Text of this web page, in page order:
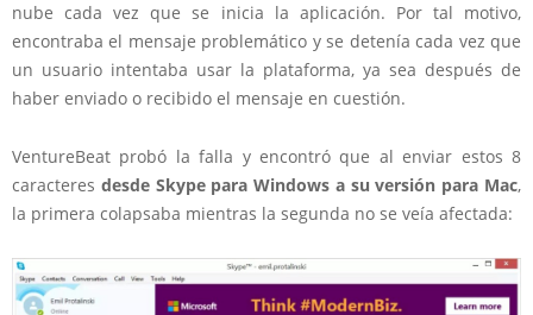
nube cada vez que se inicia la aplicación. Por tal motivo,
encontraba el mensaje problemático y se detenía cada vez que
un usuario intentaba usar la plataforma, ya sea después de
haber enviado o recibido el mensaje en cuestión.
VentureBeat probó la falla y encontró que al enviar estos 8
caracteres desde Skype para Windows a su versión para Mac,
la primera colapsaba mientras la segunda no se veía afectada: